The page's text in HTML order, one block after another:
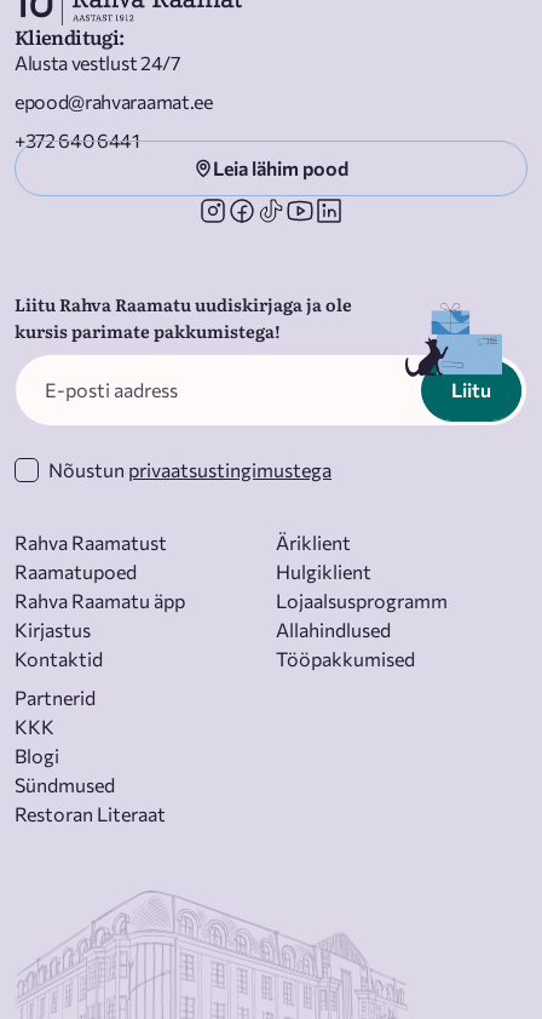
Klienditugi:
Alusta vestlust 24/7
epood@rahvaraamat.ee
+372 640 6441
Leia lähim pood
Liitu Rahva Raamatu uudiskirjaga ja ole
kursis parimate pakkumistega!
Liitu
Nõustun privaatsustingimustega
Rahva Raamatust
Raamatupoed
Rahva Raamatu äpp
Kirjastus
Kontaktid
Äriklient
Hulgiklient
Lojaalsusprogramm
Allahindlused
Tööpakkumised
Partnerid
KKK
Blogi
Sündmused
Restoran Literaat